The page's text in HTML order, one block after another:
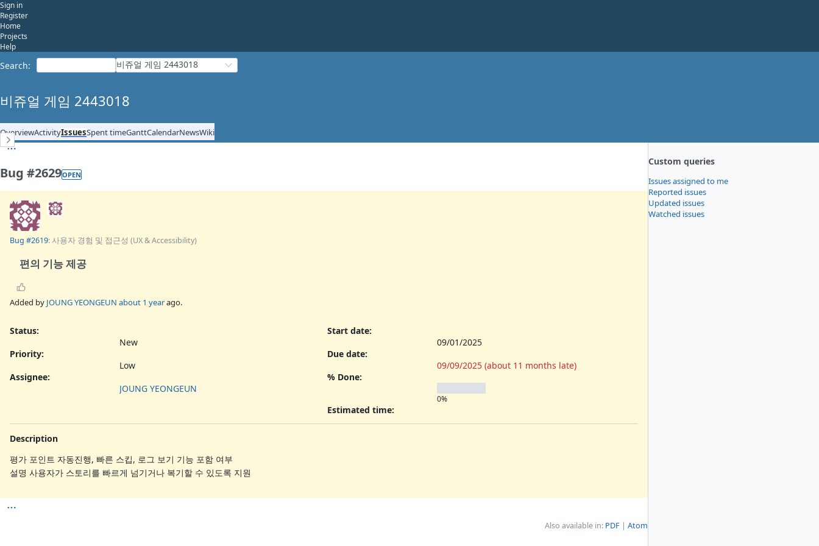
Sign in
Register
Home
Projects
Help
Search: 비쥬얼 게임 2443018
비쥬얼 게임 2443018
OverviewActivityIssuesSpent timeGanttCalendarNewsWiki
Custom queries
Issues assigned to me
Reported issues
Updated issues
Watched issues
Bug #2629OPEN
Bug #2619: 사용자 경험 및 접근성 (UX & Accessibility)
편의 기능 제공
Added by JOUNG YEONGEUN about 1 yearago.
Status:
New
Priority:
Low
Assignee:
JOUNG YEONGEUN
Start date:
09/01/2025
Due date:
09/09/2025 (about 11 months late)
% Done:
0%
Estimated time:
Description
평가 포인트 자동진행, 빠른 스킵, 로그 보기 기능 포함 여부
설명 사용자가 스토리를 빠르게 넘기거나 복기할 수 있도록 지원
Also available in: PDF Atom